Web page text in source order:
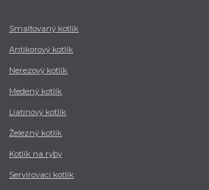
Smaltovaný kotlík
Antikorový kotlík
Nerezový kotlík
Medený kotlík
Liatinový kotlík
Železný kotlík
Kotlík na ryby
Servírovací kotlík